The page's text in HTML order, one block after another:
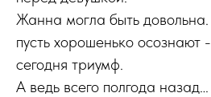
Жанна могла быть довольна.
пусть хорошенько
сегодня триумф.
А ведь всего полгода